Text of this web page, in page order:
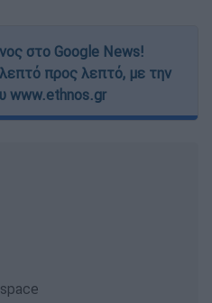
στο Google News!
προς λεπτό, με την
www.ethnos.gr